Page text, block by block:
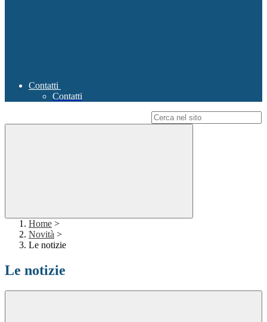
Contatti
Contatti
Home >
Novità >
Le notizie
Le notizie